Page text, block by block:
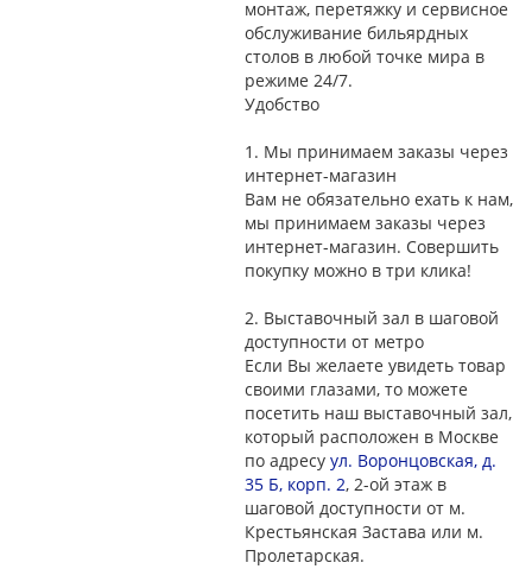
монтаж, перетяжку и сервисное
обслуживание бильярдных
столов в любой точке мира в
режиме 24/7.
Удобство
1. Мы принимаем заказы через
интернет-магазин
Вам не обязательно ехать к нам,
мы принимаем заказы через
интернет-магазин. Совершить
покупку можно в три клика!
2. Выставочный зал в шаговой
доступности от метро
Если Вы желаете увидеть товар
своими глазами, то можете
посетить наш выставочный зал,
который расположен в Москве
по адресу ул. Воронцовская, д.
35 Б, корп. 2, 2-ой этаж в
шаговой доступности от м.
Крестьянская Застава или м.
Пролетарская.